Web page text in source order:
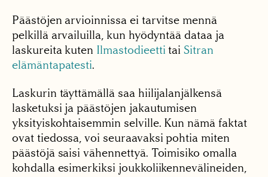
Päästöjen arvioinnissa ei tarvitse mennä
pelkillä arvailuilla, kun hyödyntää dataa ja
laskureita kuten Ilmastodieetti taiSitran
elämäntapatesti.
Laskurin täyttämällä saa hiilijalanjälkensä
lasketuksi ja päästöjen jakautumisen
yksityiskohtaisemmin selville. Kun nämä faktat
ovat tiedossa, voi seuraavaksi pohtia miten
päästöjä saisi vähennettyä. Toimisiko omalla
kohdalla esimerkiksi joukkoliikennevälineiden,